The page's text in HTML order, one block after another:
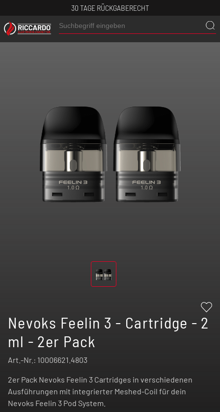
30 TAGE RÜCKGABERECHT
Nevoks Feelin 3 - Cartridge - 2
ml - 2er Pack
Art.-Nr.: 10006621.4803
2er Pack Nevoks Feelin 3 Cartridges in verschiedenen
Ausführungen mit integrierter Meshed-Coil für dein
Nevoks Feelin 3 Pod System.